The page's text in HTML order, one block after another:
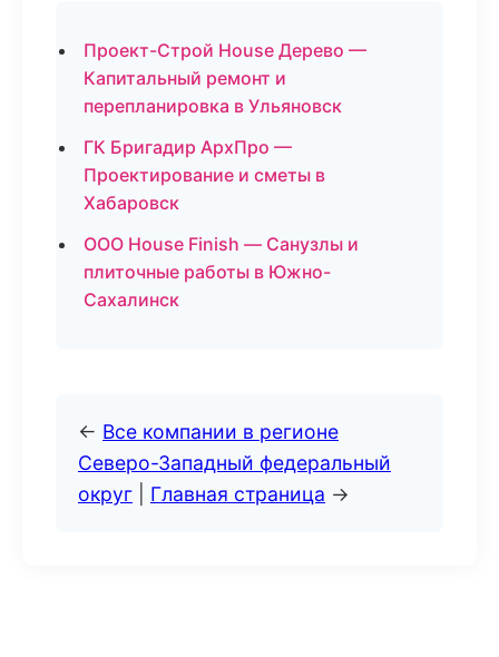
Проект-Строй House Дерево —
Капитальный ремонт и
перепланировка в Ульяновск
ГК Бригадир АрхПро —
Проектирование и сметы в
Хабаровск
ООО House Finish — Санузлы и
плиточные работы в Южно-
Сахалинск
← Все компании в регионе
Северо-Западный федеральный
округ
Главная страница →